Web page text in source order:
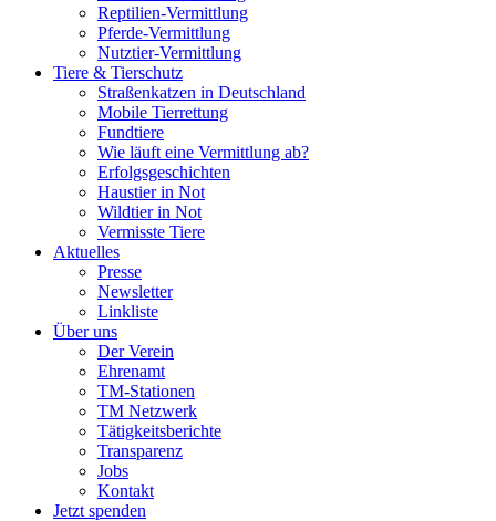
Reptilien-Vermittlung
Pferde-Vermittlung
Nutztier-Vermittlung
Tiere & Tierschutz
Straßenkatzen in Deutschland
Mobile Tierrettung
Fundtiere
Wie läuft eine Vermittlung ab?
Erfolgsgeschichten
Haustier in Not
Wildtier in Not
Vermisste Tiere
Aktuelles
Presse
Newsletter
Linkliste
Über uns
Der Verein
Ehrenamt
TM-Stationen
TM Netzwerk
Tätigkeitsberichte
Transparenz
Jobs
Kontakt
Jetzt spenden